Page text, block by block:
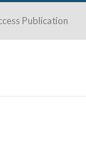
Publication